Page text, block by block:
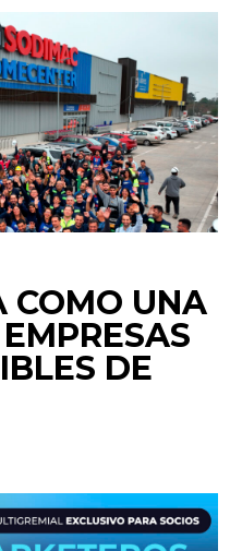
COMO UNA
DE